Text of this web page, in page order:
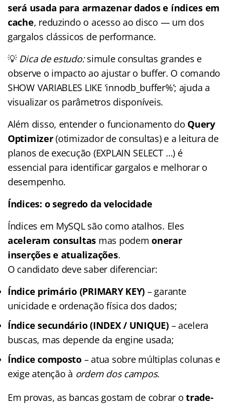
será usada para armazenar dados e índices em
cache, reduzindo o acesso ao disco — um dos
gargalos clássicos de performance.
💡 Dica de estudo:simule consultas grandes e
observe o impacto ao ajustar o buffer. O comando
SHOW VARIABLES LIKE ‘innodb_buffer%’; ajuda a
visualizar os parâmetros disponíveis.
Além disso, entender o funcionamento do Query
Optimizer(otimizador de consultas) e a leitura de
planos de execução (EXPLAIN SELECT …) é
essencial para identificar gargalos e melhorar o
desempenho.
Índices: o segredo da velocidade
Índices em MySQL são como atalhos. Eles
aceleram consultas mas podemonerar
inserções e atualizações.
O candidato deve saber diferenciar:
Índice primário (PRIMARY KEY) – garante
unicidade e ordenação física dos dados;
Índice secundário (INDEX / UNIQUE)– acelera
buscas, mas depende da engine usada;
Índice composto– atua sobre múltiplas colunas e
exige atenção à ordem dos campos.
Em provas, as bancas gostam de cobrar otrade-